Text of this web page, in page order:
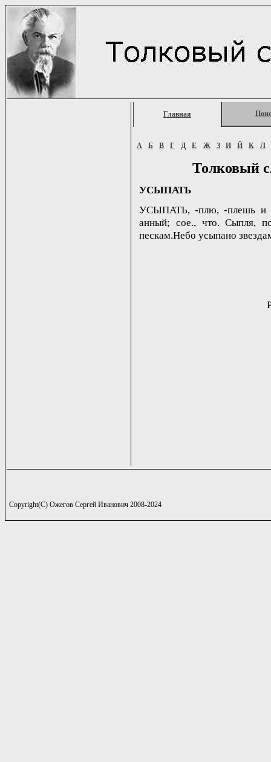
Главная
А Б В Г Д Е Ж З И Й К Л
Толковый
УСЫПАТЬ
УСЫПАТЬ, -плю, -плешь и
анный; сое., что. Сыпля,
пескам.Небо усыпано
Copyright(C) Ожегов Сергей Иванович 2008-2024